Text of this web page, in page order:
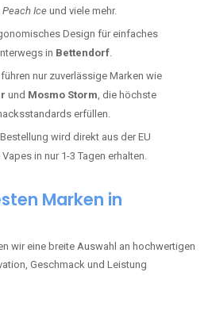
Peach Ice und viele mehr.
Design für einfaches
in Bettendorf.
nur zuverlässige Marken wie
und Mosmo Storm, die höchste
erfüllen.
wird direkt aus der EU
in nur 1-3 Tagen erhalten.
Marken in
wir eine breite Auswahl an hochwertigen
Geschmack und Leistung